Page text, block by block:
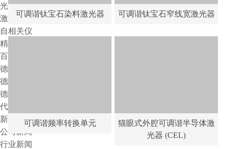
光束分析仪
激光测试仪器
自相关仪
精密光学元件及光机械
百诺纳自研光学平台
德国LIOP-Tec公司
德国Germany公司
德国Owis公司
代理品牌
新闻中心
公司新闻
行业新闻
可调谐钛宝石染料激光器 可调谐钛宝石窄线宽激光器
可调谐频率转换单元
猫眼式外腔可调谐半导体激
光器 (CEL)